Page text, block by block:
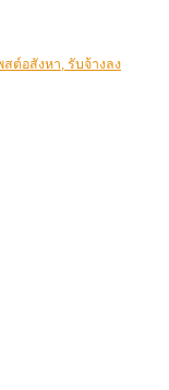
ต์อสังหา, รับจ้างลง